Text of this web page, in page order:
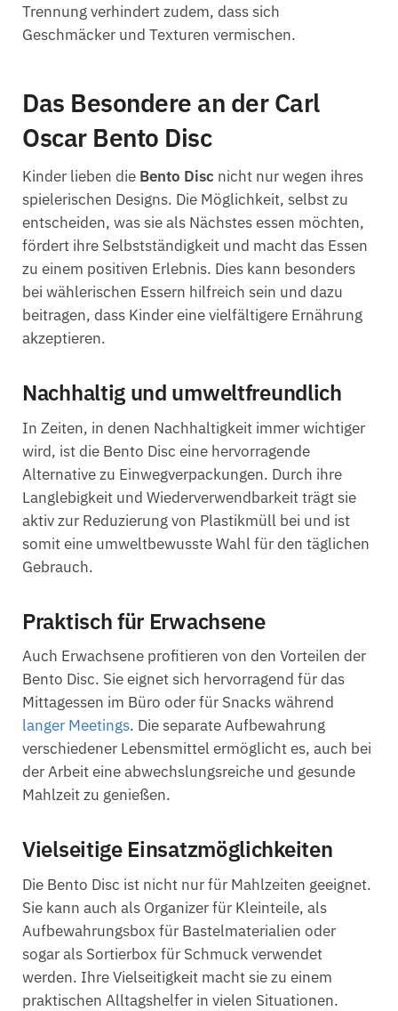
Trennung verhindert zudem, dass sich
Geschmäcker und Texturen vermischen.
Das Besondere an der Carl
Oscar Bento Disc
Kinder lieben die Bento Disc nicht nur wegen ihres
spielerischen Designs. Die Möglichkeit, selbst zu
entscheiden, was sie als Nächstes essen möchten,
fördert ihre Selbstständigkeit und macht das Essen
zu einem positiven Erlebnis. Dies kann besonders
bei wählerischen Essern hilfreich sein und dazu
beitragen, dass Kinder eine vielfältigere Ernährung
akzeptieren.
Nachhaltig und umweltfreundlich
In Zeiten, in denen Nachhaltigkeit immer wichtiger
wird, ist die Bento Disc eine hervorragende
Alternative zu Einwegverpackungen. Durch ihre
Langlebigkeit und Wiederverwendbarkeit trägt sie
aktiv zur Reduzierung von Plastikmüll bei und ist
somit eine umweltbewusste Wahl für den täglichen
Gebrauch.
Praktisch für Erwachsene
Auch Erwachsene profitieren von den Vorteilen der
Bento Disc. Sie eignet sich hervorragend für das
Mittagessen im Büro oder für Snacks während
langer Meetings. Die separate Aufbewahrung
verschiedener Lebensmittel ermöglicht es, auch bei
der Arbeit eine abwechslungsreiche und gesunde
Mahlzeit zu genießen.
Vielseitige Einsatzmöglichkeiten
Die Bento Disc ist nicht nur für Mahlzeiten geeignet.
Sie kann auch als Organizer für Kleinteile, als
Aufbewahrungsbox für Bastelmaterialien oder
sogar als Sortierbox für Schmuck verwendet
werden. Ihre Vielseitigkeit macht sie zu einem
praktischen Alltagshelfer in vielen Situationen.